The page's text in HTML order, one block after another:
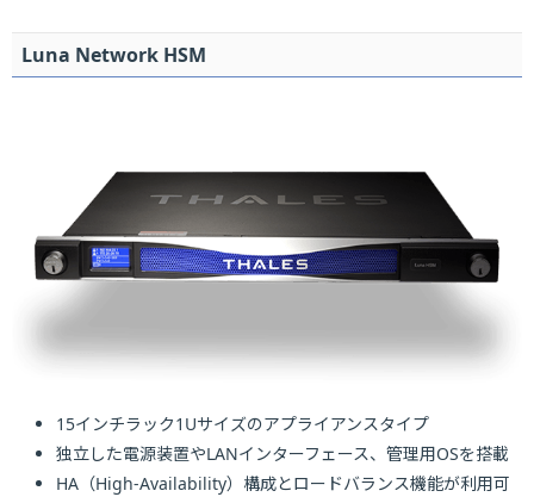
Luna Network HSM
15インチラック1Uサイズのアプライアンスタイプ
独立した電源装置やLANインターフェース、管理用OSを搭載
HA（High-Availability）構成とロードバランス機能が利用可